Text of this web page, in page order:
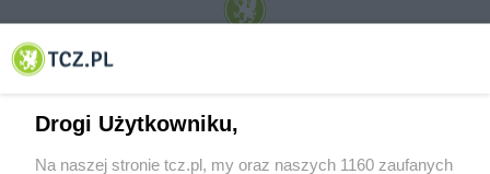
© 2001-2026 Tczew - TCZ.PL Sp. z o.o. Internetowy Serwis Informacyjny Miasta
Drogi Użytkowniku,
Na naszej stronie tcz.pl, my oraz naszych 1160 zaufanych